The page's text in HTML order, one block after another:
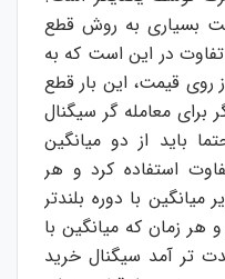
بسیاری به روش قطع
در این است که به
قیمت، این بار قطع
معامله گر سیگنال
باید از دو میانگین
استفاده کرد و هر
میانگین با دوره بلندتر
هر زمان که میانگین با
تر آمد سیگنال خرید